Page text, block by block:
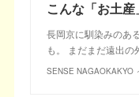
長岡京に馴染みのあ
も。 まだまだ遠出の
SENSE NAGAOKAKYO